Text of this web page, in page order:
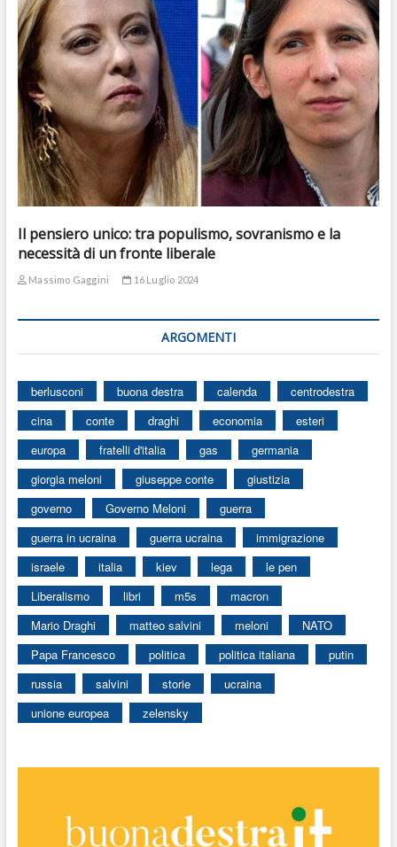
Il pensiero unico: tra populismo, sovranismo e la
necessità di un fronte liberale
Massimo Gaggini 16 Luglio 2024
ARGOMENTI
berlusconi buona destra calenda
centrodestra
cina
conte draghi economia
esteri
europa
fratelli d'italia gas
germania
giorgia meloni
giuseppe conte
giustizia
governo
Governo Meloni
guerra
guerra in ucraina
guerra ucraina
immigrazione
israele
italia kiev lega
le pen
Liberalismo
libri m5s
macron
Mario Draghi
matteo salvini meloni
NATO
Papa Francesco
politica politica italiana
putin
russia
salvini storie
ucraina
unione europea
zelensky